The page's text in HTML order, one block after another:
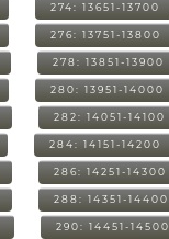
274: 13651-13700
276: 13751-13800
278: 13851-13900
280: 13951-14000
282: 14051-14100
284: 14151-14200
286: 14251-14300
288: 14351-14400
290: 14451-14500